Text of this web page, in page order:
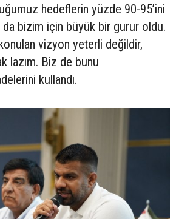
hedeflerin yüzde 90-95’ini
bizim için büyük bir gurur oldu.
vizyon yeterli değildir,
lazım. Biz de bunu
kullandı.